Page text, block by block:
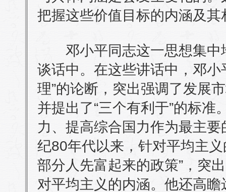
把握这些价值目标的内涵及其
邓小平同志这一思想集中
谈话中。在这些讲话中，邓
理”的论断，突出强调了发展
并提出了“三个有利于”的标
力、提高综合国力作为最主
纪80年代以来，针对平均主
部分人先富起来的政策”，突
对平均主义的内涵。他还高